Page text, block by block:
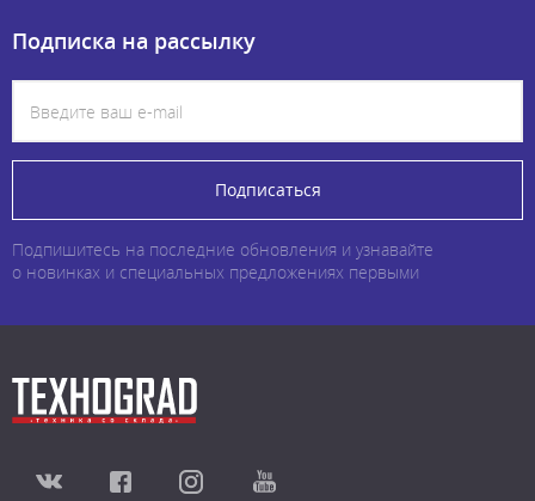
Подписка на рассылку
Подписаться
Подпишитесь на последние обновления и узнавайте
о новинках и специальных предложениях первыми